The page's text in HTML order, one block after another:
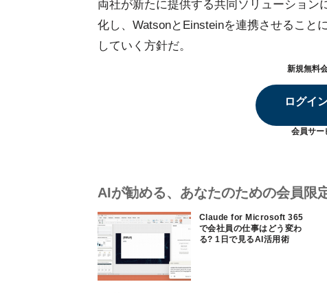
両社が新たに提供する共同ソリューション
化し、WatsonとEinsteinを連携させること
していく方針だ。
新規無料
ログイ
会員サー
AIが勧める、あなたのための会員限
Claude for Microsoft 365
で会社員の仕事はどう変わ
る? 1日で見るAI活用術